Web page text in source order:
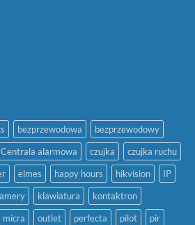
bezprzewodowa
bezprzewodowy
Centrala alarmowa czujka
czujka ruchu
elmes happy hours hikvision
IP
klawiatura
kontaktron
micra outlet perfecta pilot
pir